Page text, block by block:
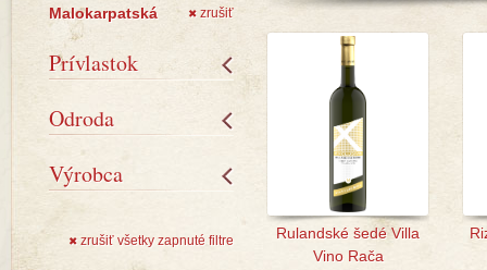
Malokarpatská ✖ zrušiť
Prívlastok
Odroda
Výrobca
✖ zrušiť všetky zapnuté filtre
Rulandské šedé Villa
Vino Rača